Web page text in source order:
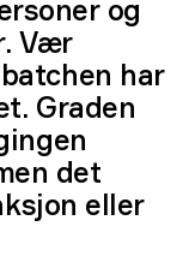
og
Vær
har
Graden
det
eller